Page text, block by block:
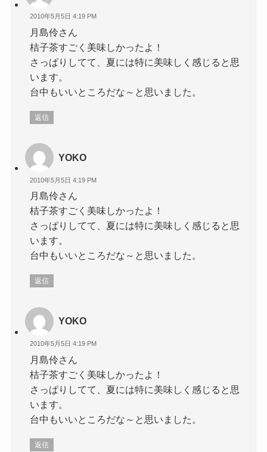
2010年5月5日 4:19 PM
月島伶さん
桔子茶すごく美味しかったよ！
さっぱりしてて、夏には特に美味しく感じると思
います。
台中もいいところだな～と思いました。
返信
YOKO
2010年5月5日 4:19 PM
月島伶さん
桔子茶すごく美味しかったよ！
さっぱりしてて、夏には特に美味しく感じると思
います。
台中もいいところだな～と思いました。
返信
YOKO
2010年5月5日 4:19 PM
月島伶さん
桔子茶すごく美味しかったよ！
さっぱりしてて、夏には特に美味しく感じると思
います。
台中もいいところだな～と思いました。
返信